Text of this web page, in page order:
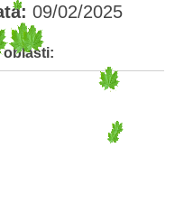
09/02/2025
oblasti: